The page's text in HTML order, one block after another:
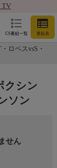
TV
CS番組一覧 番組表
ロペスvsS・
クシン
ソン
せん